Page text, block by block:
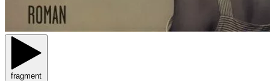
fragment